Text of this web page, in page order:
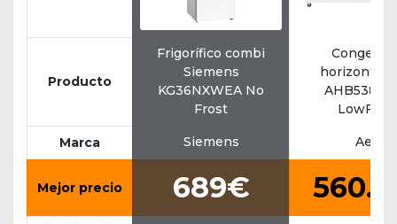
Producto
Frigorífico combi
Siemens
KG36NXWEA No
Frost
horizontal
Marca Siemens Aeg
Mejor precio 689€